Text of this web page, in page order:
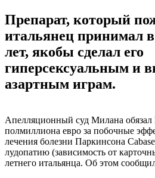
Препарат, который
итальянец принимал
лет, якобы сделал его
гиперсексуальным и
азартным играм.
Апелляционный суд Милана обязал
полмиллиона евро за побочные
лечения болезни Паркинсона
лудопатию (зависимость от
летнего итальянца. Об этом